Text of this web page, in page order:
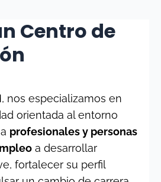
Centro de
, nos especializamos en
orientada al entorno
profesionales y personas
a desarrollar
fortalecer su perfil